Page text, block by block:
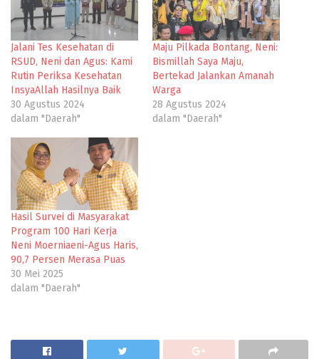
Jalani Tes Kesehatan di
RSUD, Neni dan Agus: Kami
Rutin Periksa Kesehatan
InsyaAllah Hasilnya Baik
30 Agustus 2024
dalam "Daerah"
Maju Pilkada Bontang, Neni:
Bismillah Saya Maju,
Bertekad Jalankan Amanah
Warga
28 Agustus 2024
dalam "Daerah"
Hasil Survei di Masyarakat
Program 100 Hari Kerja
Neni Moerniaeni-Agus Haris,
90,7 Persen Merasa Puas
30 Mei 2025
dalam "Daerah"